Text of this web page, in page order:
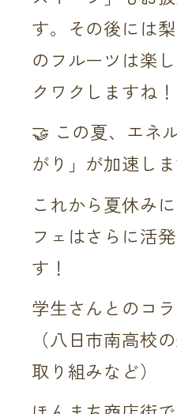
す。その後には
のフルーツは楽
クワクしますね！
🤝 この夏、エネ
がり」が加速しま
これから夏休み
フェはさらに活
す！
学生さんとのコ
（八日市南高校
取り組みなど）